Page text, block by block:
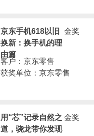
金奖
京东手机618以旧
换新：换手机的理
由篇
客户：京东零售
获奖单位：京东零售
金奖
用“芯”记录自然之
道，骁龙带你发现